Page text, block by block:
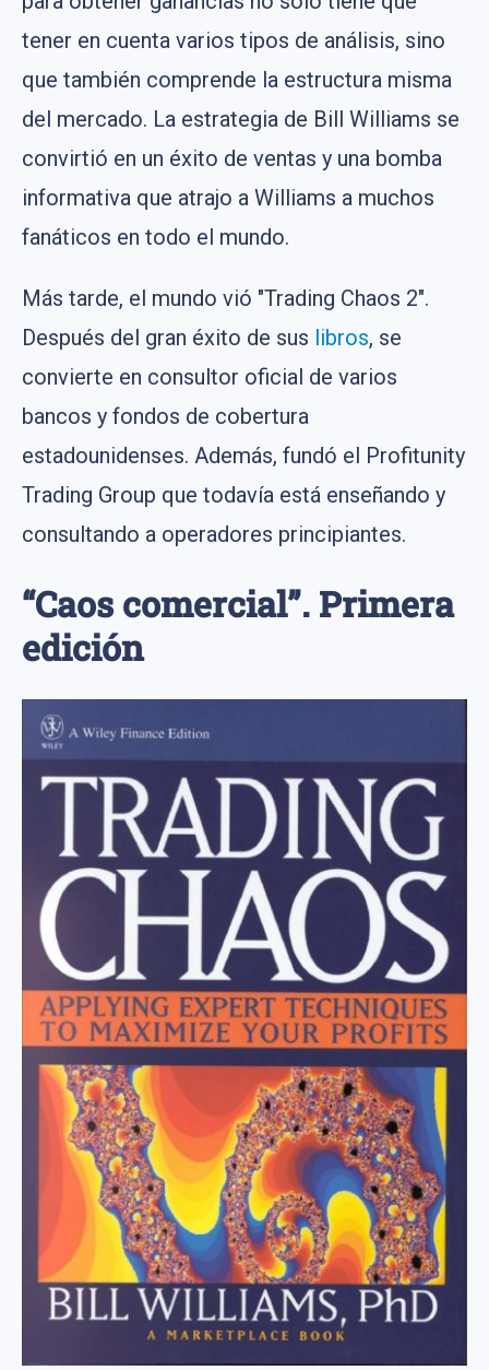
tener en cuenta varios tipos de análisis, sino
que también comprende la estructura misma
del mercado. La estrategia de Bill Williams se
convirtió en un éxito de ventas y una bomba
informativa que atrajo a Williams a muchos
fanáticos en todo el mundo.
Más tarde, el mundo vió "Trading Chaos 2".
Después del gran éxito de sus libros, se
convierte en consultor oficial de varios
bancos y fondos de cobertura
estadounidenses. Además, fundó el Profitunity
Trading Group que todavía está enseñando y
consultando a operadores principiantes.
“Caos comercial”. Primera
edición